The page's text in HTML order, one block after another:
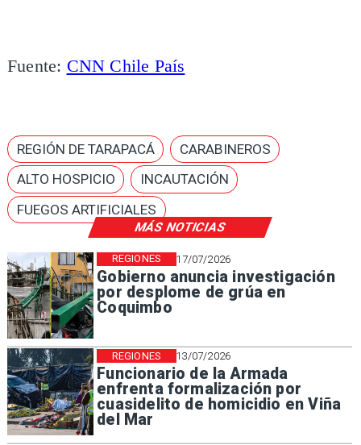
MÁS NOTICIAS
17/07/2026
Gobierno anuncia investigación
por desplome de grúa en
Coquimbo
REGIONES
13/07/2026
Funcionario de la Armada
enfrenta formalización por
cuasidelito de homicidio en Viña
del Mar
REGIONES
Fuente: CNN Chile País
REGIÓN DE TARAPACÁ
CARABINEROS
ALTO HOSPICIO
INCAUTACIÓN
FUEGOS ARTIFICIALES